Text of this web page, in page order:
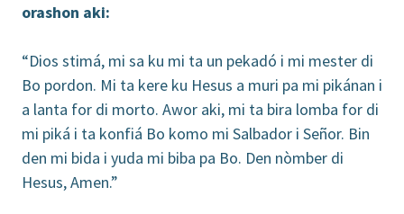
orashon aki:
“Dios stimá, mi sa ku mi ta un pekadó i mi mester di
Bo pordon. Mi ta kere ku Hesus a muri pa mi pikánan i
a lanta for di morto. Awor aki, mi ta bira lomba for di
mi piká i ta konfiá Bo komo mi Salbador i Señor. Bin
den mi bida i yuda mi biba pa Bo. Den nòmber di
Hesus, Amen.”